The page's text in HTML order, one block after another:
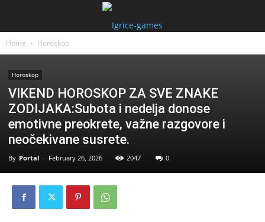
Home Horoskop
Horoskop
VIKEND HOROSKOP ZA SVE ZNAKE
ZODIJAKA:Subota i nedelja donose
emotivne preokrete, važne razgovore i
neočekivane susrete.
By Portal - February 26, 2026 2047 0